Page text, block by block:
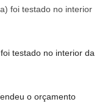
testado no interior da
o orçamento